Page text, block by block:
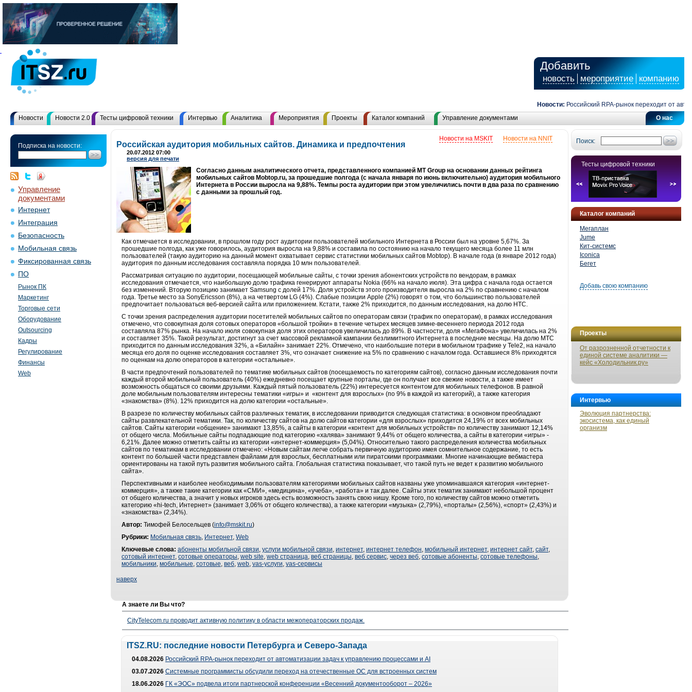
Добавить
новость мероприятие компанию
Новости: Российский RPA-рынок переходит от
О нас
Новости Новости 2.0 Тесты цифровой техники Интервью Аналитика Мероприятия Проекты Каталог компаний Управление документами
Подписка на новости:
Управление
документами
Интернет
Интеграция
Безопасность
Мобильная связь
Фиксированная связь
ПО
Рынок ПК
Маркетинг
Торговые сети
Оборудование
Outsourcing
Кадры
Регулирование
Финансы
Web
Поиск:
Тесты цифровой техники
Каталог компаний
Мегаплан
Jume
Кит-системс
Iconica
Бегет
Добавь свою компанию
Проекты
От разрозненной отчетности к
единой системе аналитики —
кейс «Холодильник.ру»
Интервью
Эволюция партнерства:
экосистема, как единый
организм
Новости на NNIT
Новости на MSKIT
Российская аудитория мобильных сайтов. Динамика и предпочтения
20.07.2012 07:00
версия для печати
Согласно данным аналитического отчета, представленного компанией MT Group на основании данных рейтинга
мобильных сайтов Mobtop.ru, за прошедшие полгода (с начала января по июнь включительно) аудитория мобильного
Интернета в России выросла на 9,88%. Темпы роста аудитории при этом увеличились почти в два раза по сравнению
с данными за прошлый год.
Как отмечается в исследовании, в прошлом году рост аудитории пользователей мобильного Интернета в России был на уровне 5,67%. За
прошедшие полгода, как уже говорилось, аудитория выросла на 9,88% и составила по состоянию на начало текущего месяца более 11 млн
пользователей (такую аудиторию на данный момент охватывает сервис статистики мобильных сайтов Mobtop). В начале года (в январе 2012 года)
аудитория по данным исследования составляла порядка 10 млн пользователей.
Рассматривая ситуацию по аудитории, посещающей мобильные сайты, с точки зрения абонентских устройств по вендорам, в рамках
исследования отмечается, что наибольшую долю трафика генерируют аппараты Nokia (66% на начало июля). Эта цифра с начала года остается
без изменений. Вторую позицию занимает Samsung с долей 17%. Доля устройств этого производителя выросла на 2% по сравнению с началом
года. Третье место за SonyEricsson (8%), а на четвертом LG (4%). Слабые позиции Apple (2%) говорят о том, что большинство пользователей
предпочитает пользоваться веб-версией сайта или приложением. Кстати, также 2% приходится, по данным исследования, на долю HTC.
С точки зрения распределения аудитории посетителей мобильных сайтов по операторам связи (трафик по операторам), в рамках исследования
отмечено, что совокупная доля сотовых операторов «большой тройки» в течение четырех месяцев зимне-весеннего периода 2012 года
составляла 87% рынка. На начало июля совокупная доля этих операторов увеличилась до 89%. В частности, доля «МегаФона» увеличилась на 2%
и составляет 35%. Такой результат, достигнут за счет массовой рекламной кампании безлимитного Интернета в последние месяцы. На долю МТС
приходится по данным исследования 32%, а «Билайн» занимает 22%. Отмечено, что наибольшие потери в мобильном трафике у Tele2, на начало
месяца его доля по оценке исследования составляет 3%, что означает снижение на 5% по сравнению с началом года. Оставшиеся 8% приходятся
по оценкам на долю операторов в категории «остальные».
В части предпочтений пользователей по тематике мобильных сайтов (посещаемость по категориям сайтов), согласно данным исследования почти
каждый второй мобильный пользователь (40%) ежедневно посещает крупные порталы, где он получает все свежие новости, а также имеет
возможность общаться со своими друзьями. Каждый пятый пользователь (22%) интересуется контентом для мобильных телефонов. В равной
доле мобильным пользователям интересны тематики «игры» и «контент для взрослых» (по 9% в каждой из категорий), а также категория
«знакомства» (8%). 12% приходится на долю категории «остальные».
В разрезе по количеству мобильных сайтов различных тематик, в исследовании приводится следующая статистика: в основном преобладают
сайты развлекательной тематики. Так, по количеству сайтов на долю сайтов категории «для взрослых» приходится 24,19% от всех мобильных
сайтов. Сайты категории «общение» занимают 13,85%, а сайты в категории «контент для мобильных устройств» по количеству занимают 12,14%
от общего числа. Мобильные сайты подпадающие под категорию «халява» занимают 9,44% от общего количества, а сайты в категории «игры» -
6,21%. Далее можно отметить сайты из категории «интернет-коммерция» (5,04%). Относительно такого распределения количества мобильных
сайтов по тематикам в исследовании отмечено: «Новым сайтам легче собрать первичную аудиторию имея сомнительное содержание, то есть
контент по большей части представлен файлами для взрослых, бесплатными или пиратскими программами. Многие начинающие вебмастера
ориентированы на такой путь развития мобильного сайта. Глобальная статистика показывает, что такой путь не ведет к развитию мобильного
сайта».
Перспективными и наиболее необходимыми пользователям категориями мобильных сайтов названы уже упоминавшаяся категория «интернет-
коммерция», а также такие категории как «СМИ», «медицина», «учеба», «работа» и так далее. Сайты этих тематик занимают небольшой процент
от общего количества, а значит у новых игроков здесь есть возможность занять свою нишу. Кроме того, по количеству сайтов можно отметить
категорию «hi-tech, Интернет» (занимает 3,06% от общего количества), а также категории «музыка» (2,79%), «порталы» (2,56%), «спорт» (2,43%) и
«знакомства» (2,34%).
Автор: Тимофей Белосельцев (info@mskit.ru)
Рубрики: Мобильная связь, Интернет, Web
Ключевые слова: абоненты мобильной связи, услуги мобильной связи, интернет, интернет телефон, мобильный интернет, интернет сайт, сайт,
сотовый интернет, сотовые операторы, web site, web страница, веб страницы, веб сервис, через веб, сотовые абоненты, сотовые телефоны,
мобильники, мобильные, сотовые, веб, web, vas-услуги, vas-сервисы
наверх
А знаете ли Вы что?
CityTelecom.ru проводит активную политику в области межоператорских продаж.
ITSZ.RU: последние новости Петербурга и Северо-Запада
04.08.2026 Российский RPA-рынок переходит от автоматизации задач к управлению процессами и AI
03.07.2026 Системные программисты обсудили переход на отечественные ОС для встроенных систем
18.06.2026 ГК «ЭОС» подвела итоги партнерской конференции «Весенний документооборот – 2026»